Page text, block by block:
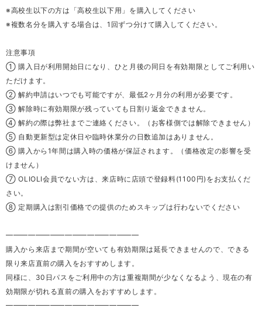
※高校生以下の方は「高校生以下用」を購入してください
※複数名分を購入する場合は、1回ずつ分けて購入してください。
注意事項
① 購入日が利用開始日になり、ひと月後の同日を有効期限としてご利用い
ただけます。
② 解約申請はいつでも可能ですが、最低2ヶ月分の利用が必要です。
③ 解除時に有効期限が残っていても日割り返金できません。
④ 解約の際は弊社までご連絡ください。（お客様側では解除できません）
⑤ 自動更新型は定休日や臨時休業分の日数追加はありません。
⑥ 購入から1年間は購入時の価格が保証されます。（価格改定の影響を受
けません）
⑦ OLIOLI会員でない方は、来店時に店頭で登録料(1100円)をお支払くだ
さい。
⑧ 定期購入は割引価格での提供のためスキップは行わないでください
━━━━━━━━━━━━━━━━━━
購入から来店まで期間が空いても有効期限は延長できませんので、できる
限り来店直前の購入をおすすめします。
同様に、30日パスをご利用中の方は重複期間が少なくなるよう、現在の有
効期限が切れる直前の購入をおすすめします。
━━━━━━━━━━━━━━━━━━